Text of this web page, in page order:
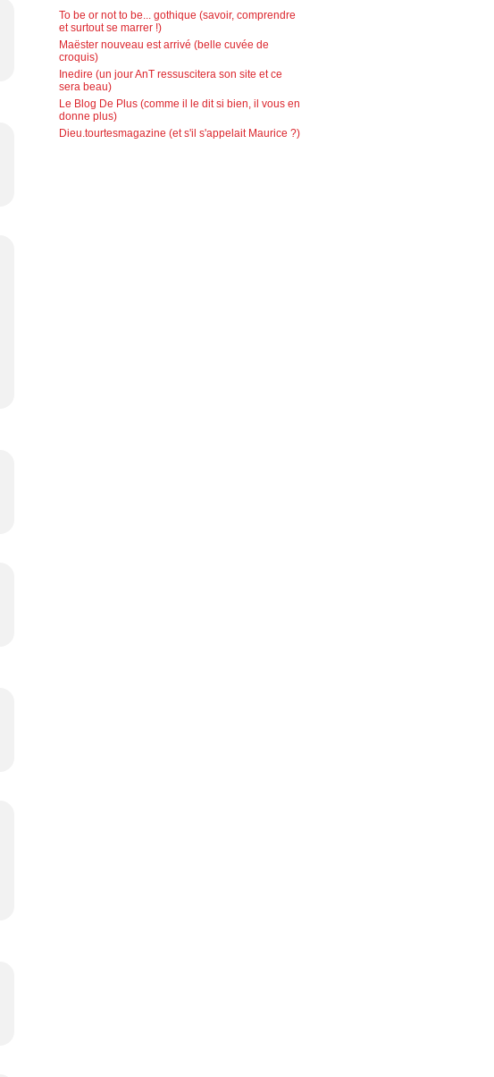
To be or not to be... gothique (savoir, comprendre
et surtout se marrer !)
Maëster nouveau est arrivé (belle cuvée de
croquis)
Inedire (un jour AnT ressuscitera son site et ce
sera beau)
Le Blog De Plus (comme il le dit si bien, il vous en
donne plus)
Dieu.tourtesmagazine (et s'il s'appelait Maurice ?)